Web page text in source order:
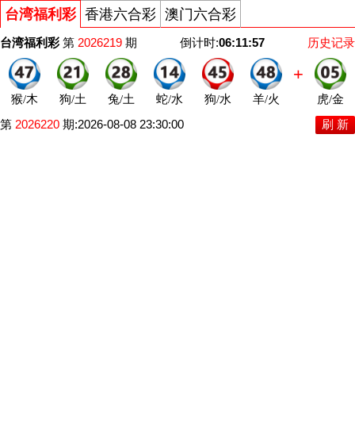
台湾福利彩 香港六合彩 澳门六合彩